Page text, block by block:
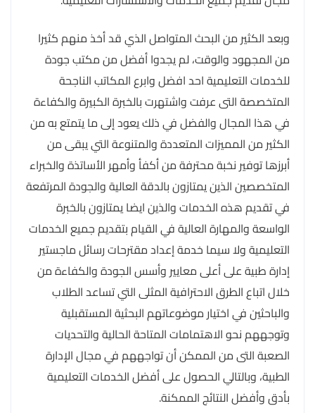
وبعد الكثير من البحث المتواصل الذي قد أخذ منهم كثيرا
من المجهود والوقت، لم يجدوا أفضل من مكتب جودة
للخدمات التعليمية احد افضل وابرع المكاتب الناجحة
المتخصصة التى عرفت واشتهرت بالخبرة الكبيرة والكفاءة
في هذا المجال والفضل في ذلك يعود إلى ما يتمتع به من
الكثير من المميزات المتعددة والمتنوعة التي يبقى من
أبرزها توفير نخبة محترفة من أكفأ وأمهر الأساتذة والخبراء
المتخصصين الذين يمتازون بالدقة العالية والجودة المرتفعة
في تقديم هذه الخدمات والذين ايضا يمتازون بالخبرة
الواسعة والمهارة العالية في القيام بتقديم جميع الخدمات
التعليمية ولا سيما خدمة إعداد مقترحات رسائل ماجستير
إدارة طبية على أعلى معايير وأسس الجودة والكفاءة من
خلال اتباع الطرق الاحترافية المثلى التي تساعد الطلاب
والباحثين في اختيار موضوعاتهم البحثية المستقبلية
وتوجههم نحو الاهتمامات المتاحة الحالية والتحديات
الصعبة التى من الممكن أن تواجههم في مجال الإدارة
الطبية، وبالتالي الحصول على أفضل الخدمات التعليمية
بأدق وأفضل النتائج الممكنة.